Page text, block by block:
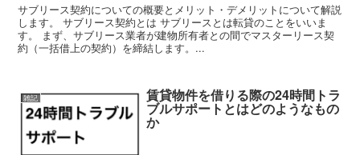
サブリース契約についての概要とメリット・デメリットについて解説
します。 サブリース契約とは サブリースとは転貸のことをいいま
す。 まず、サブリース業者が建物所有者との間でマスターリース契
約（一括借上の契約）を締結します。...
雑記 賃貸物件を借りる際の24時間トラ
ブルサポートとはどのようなもの
か